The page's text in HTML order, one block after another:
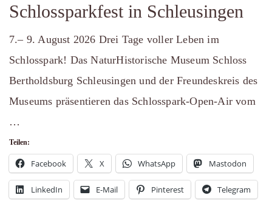
Schlossparkfest in Schleusingen
7.– 9. August 2026 Drei Tage voller Leben im
Schlosspark! Das NaturHistorische Museum Schloss
Bertholdsburg Schleusingen und der Freundeskreis des
Museums präsentieren das Schlosspark-Open-Air vom
…
Teilen:
Facebook X WhatsApp Mastodon
LinkedIn E-Mail Pinterest Telegram